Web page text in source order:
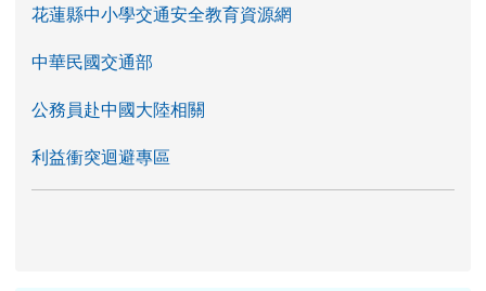
花蓮縣中小學交通安全教育資源網
中華民國交通部
公務員赴中國大陸相關
利益衝突迴避專區